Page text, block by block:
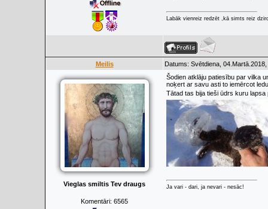
Labāk vienreiz redzēt ,kā simts reiz
Meilis Datums: Svētdiena,
Vieglas smiltis Tev draugs
Komentāri: 6565
Šodien atklāju patiesību par vilka
noķert ar savu asti to iemērcot
Tātad tas bija tieši ūdrs kuru
Ja vari - dari, ja nevari - nesāc!